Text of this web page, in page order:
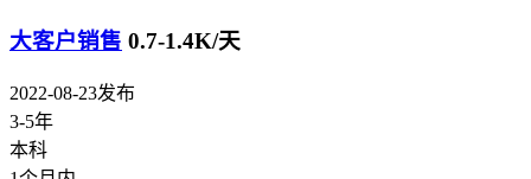
大客户销售 0.7-1.4K/天
2022-08-23发布
3-5年
本科